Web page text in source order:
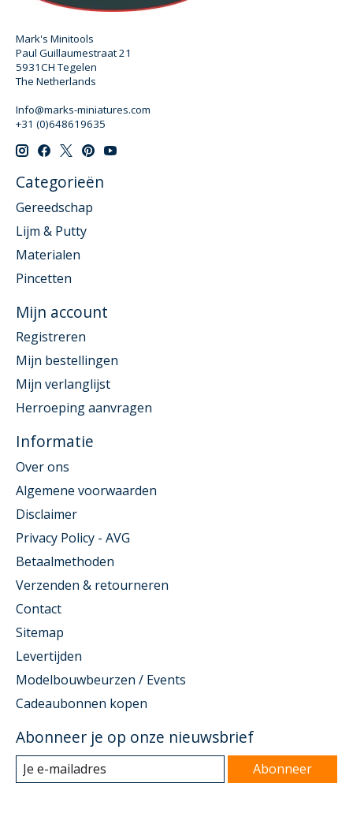
Mark's Minitools
Paul Guillaumestraat 21
5931CH Tegelen
The Netherlands
Info@marks-miniatures.com
+31 (0)648619635
Categorieën
Gereedschap
Lijm & Putty
Materialen
Pincetten
Mijn account
Registreren
Mijn bestellingen
Mijn verlanglijst
Herroeping aanvragen
Informatie
Over ons
Algemene voorwaarden
Disclaimer
Privacy Policy - AVG
Betaalmethoden
Verzenden & retourneren
Contact
Sitemap
Levertijden
Modelbouwbeurzen / Events
Cadeaubonnen kopen
Abonneer je op onze nieuwsbrief
Abonneer